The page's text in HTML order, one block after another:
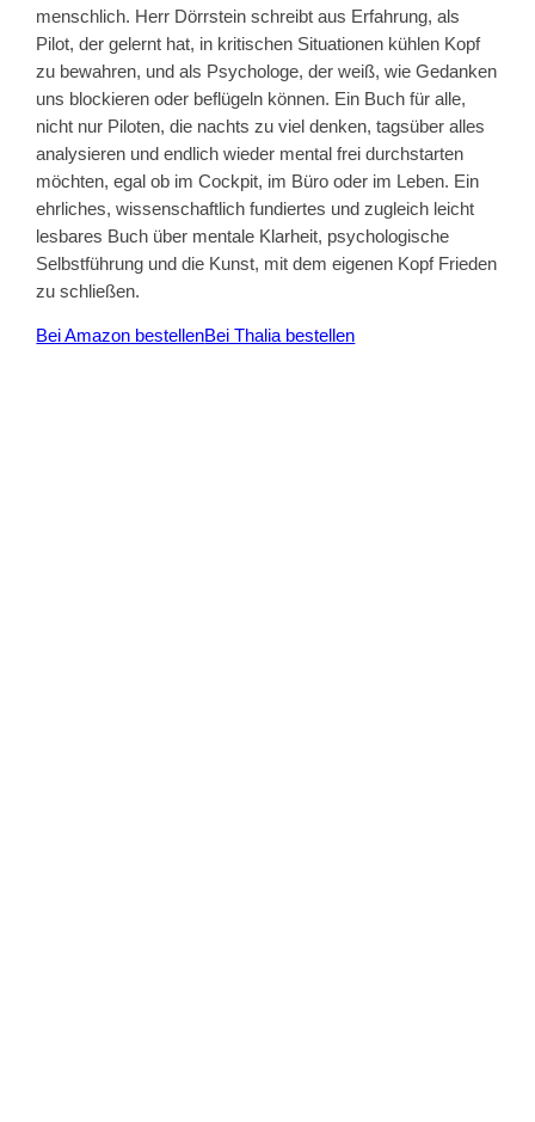
menschlich. Herr Dörrstein schreibt aus Erfahrung, als
Pilot, der gelernt hat, in kritischen Situationen kühlen Kopf
zu bewahren, und als Psychologe, der weiß, wie Gedanken
uns blockieren oder beflügeln können. Ein Buch für alle,
nicht nur Piloten, die nachts zu viel denken, tagsüber alles
analysieren und endlich wieder mental frei durchstarten
möchten, egal ob im Cockpit, im Büro oder im Leben. Ein
ehrliches, wissenschaftlich fundiertes und zugleich leicht
lesbares Buch über mentale Klarheit, psychologische
Selbstführung und die Kunst, mit dem eigenen Kopf Frieden
zu schließen.
Bei Amazon bestellenBei Thalia bestellen